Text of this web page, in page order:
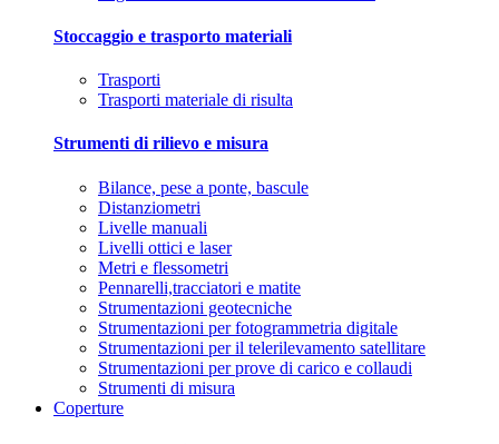
Stoccaggio e trasporto materiali
Trasporti
Trasporti materiale di risulta
Strumenti di rilievo e misura
Bilance, pese a ponte, bascule
Distanziometri
Livelle manuali
Livelli ottici e laser
Metri e flessometri
Pennarelli,tracciatori e matite
Strumentazioni geotecniche
Strumentazioni per fotogrammetria digitale
Strumentazioni per il telerilevamento satellitare
Strumentazioni per prove di carico e collaudi
Strumenti di misura
Coperture